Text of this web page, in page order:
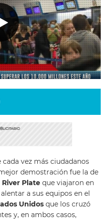
cada vez más ciudadanos
demostración fue la de
River Plate que viajaron en
a sus equipos en el
Unidos que los cruzó
y, en ambos casos,